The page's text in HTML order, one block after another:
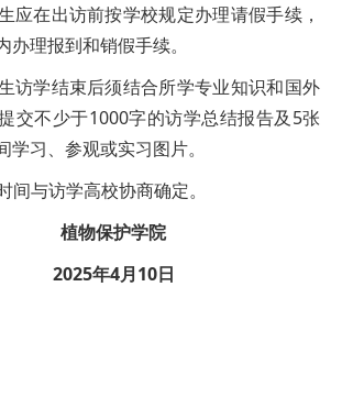
应在出访前按学校规定办理请假手续，
理报到和销假手续。
访学结束后须结合所学专业知识和国外
交不少于1000字的访学总结报告及5张
学习、参观或实习图片。
间与访学高校协商确定。
植物保护学院
2025年4月10日